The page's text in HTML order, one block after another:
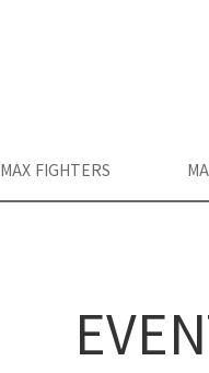
MAX FIGHTERS